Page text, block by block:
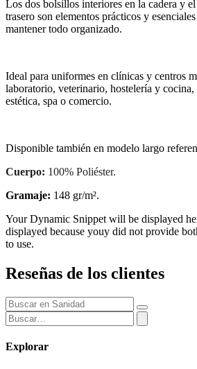
Los dos bolsillos interiores en la cadera y
trasero son elementos prácticos y
mantener todo organizado.
Ideal para uniformes en clínicas y centros
laboratorio, veterinario, hostelería y
estética, spa o comercio.
Disponible también en modelo largo
Cuerpo: 100% Poliéster.
Gramaje: 148 gr/m².
Your Dynamic Snippet will be displayed
displayed because youy did not provide
to use.
Reseñas de los clientes
Explorar